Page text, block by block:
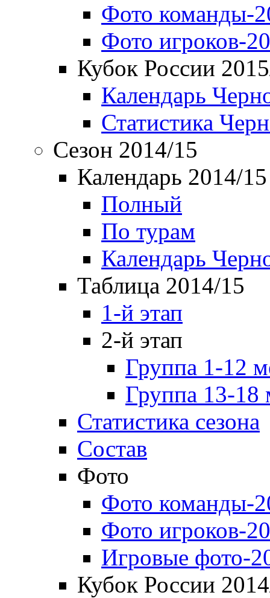
Фото команды-
Фото игроков-
Кубок России
Календарь
Статистика
Сезон 2014/15
Календарь 2014/15
Полный
По турам
Календарь
Таблица 2014/15
1-й этап
2-й этап
Группа 1-12
Группа 13-18
Статистика сезона
Состав
Фото
Фото команды-
Фото игроков-
Игровые фото-
Кубок России